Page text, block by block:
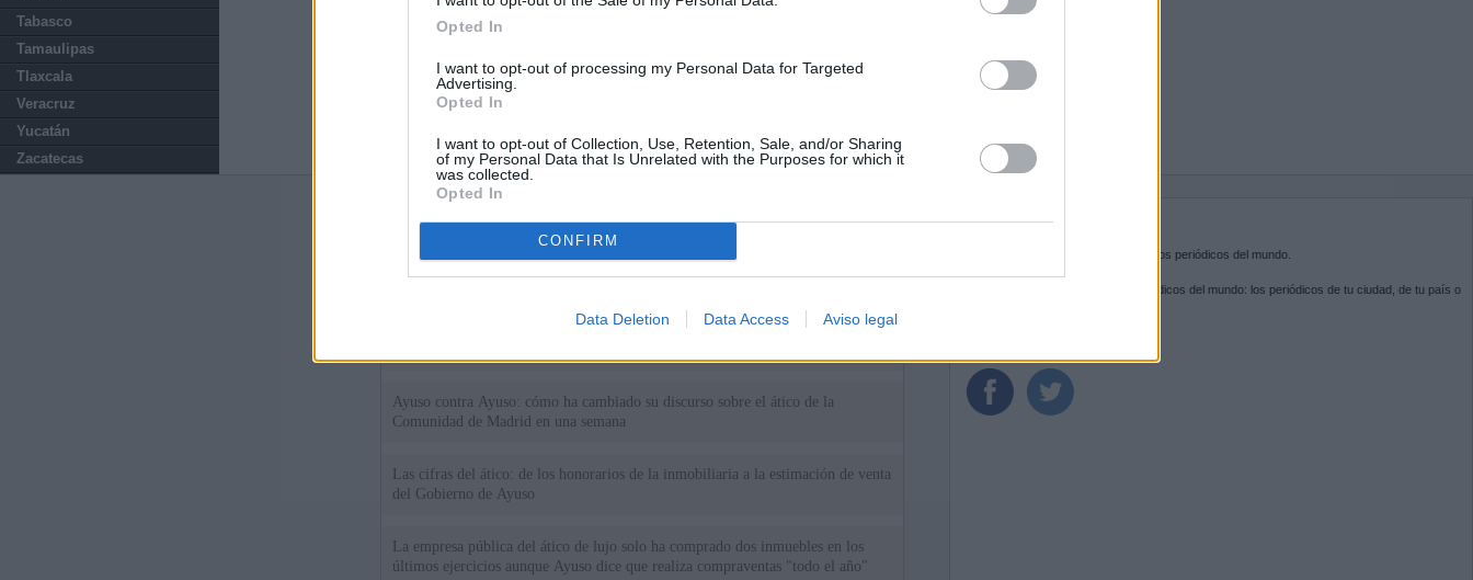
Opted In
I want to opt-out of processing my Personal Data for Targeted
Advertising.
Opted In
I want to opt-out of Collection, Use, Retention, Sale, and/or Sharing
of my Personal Data that Is Unrelated with the Purposes for which it
was collected.
Opted In
CONFIRM
Data Deletion Data Access Aviso legal
Tabasco
Tamaulipas
Tlaxcala
Veracruz
Yucatán
Zacatecas
El consejero al que Ayuso señaló por la compra del ático: "Lo que no se dice es
que Madrid no tiene residencia oficial para la presidenta"
El Gobierno de Ayuso no puede destinar directamente la venta del ático de
Ayuso contra Ayuso: cómo ha cambiado su discurso sobre el ático de la
Comunidad de Madrid en una semana
Las cifras del ático: de los honorarios de la inmobiliaria a la estimación de venta
del Gobierno de Ayuso
La empresa pública del ático de lujo solo ha comprado dos inmuebles en los
últimos ejercicios aunque Ayuso dice que realiza compraventas "todo el año"
SOBRE KIOSKO.NET
es la puerta de entrada a los periódicos del mundo.
Navega por las portadas de los periódicos del mundo: los periódicos de tu ciudad, de tu país o